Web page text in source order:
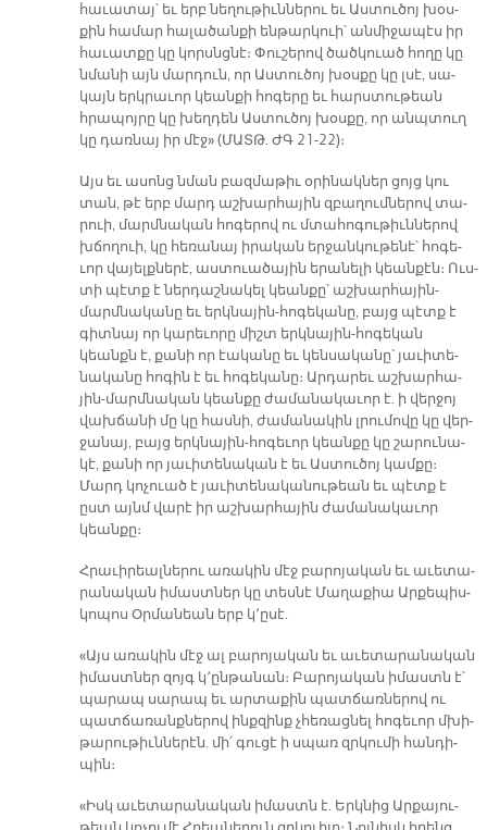
հա­ւա­տայ՝ եւ երբ նե­ղու­թիւն­նե­րու եւ Աս­տու­ծոյ խօս­
քին հա­մար հա­լա­ծան­քի են­թար­կուի՝ ան­մի­ջա­պէս իր
հա­ւատ­քը կը կորսնց­նէ։ Փու­շե­րով ծած­կուած հո­ղը կը
նմա­նի այն մար­դուն, որ Աս­տու­ծոյ խօս­քը կը լսէ, սա­
կայն երկ­րա­ւոր կեան­քի հո­գե­րը եւ հարս­տու­թեան
հրա­պոյ­րը կը խեղ­դեն Աս­տու­ծոյ խօս­քը, որ անպ­տուղ
կը դառ­նայ իր մէջ» (ՄԱՏԹ. ԺԳ 21-22)։­
Այս եւ ա­սոնց նման բազ­մա­թիւ օ­րի­նակ­ներ ցոյց կու
տան, թէ երբ մարդ աշ­խար­հա­յին զբա­ղում­նե­րով տա­
րուի, մարմ­նա­կան հո­գե­րով ու մտա­հո­գու­թիւն­նե­րով
խճո­ղուի, կը հե­ռա­նայ ի­րա­կան եր­ջան­կու­թե­նէ՝ հո­գե­
ւոր վա­յելք­նե­րէ, աս­տուա­ծա­յին ե­րա­նե­լի կեան­քէն։ Ուս­
տի պէտք է ներ­դաշ­նա­կել կեան­քը՝ աշ­խար­հա­յին-
մարմ­նա­կա­նը եւ երկ­նա­յին-հո­գե­կա­նը, բայց պէտք է
գիտ­նայ որ կա­րե­ւո­րը միշտ եր­կնա­յին-հո­գե­կան
կեանքն է, քա­նի որ էա­կա­նը եւ կեն­սա­կա­նը՝ յա­ւի­տե­
նա­կա­նը հո­գին է եւ հո­գե­կա­նը։ Ար­դա­րեւ աշ­խար­հա­
յին-մարմ­նա­կան կեան­քը ժա­մա­նա­կա­ւոր է. ի վեր­ջոյ
վախ­ճա­նի մը կը հաս­նի, ժա­մա­նա­կին լրու­մո­վը կը վեր­
ջա­նայ, բայց երկ­նա­յին-հո­գե­ւոր կեան­քը կը շա­րու­նա­
կէ, քա­նի որ յա­ւի­տե­նա­կան է եւ Աս­տու­ծոյ կամ­քը։
Մարդ կո­չուած է յա­ւի­տե­նա­կա­նու­թեան եւ պէտք է
ըստ այնմ վա­րէ իր աշ­խար­հա­յին ժա­մա­նա­կա­ւոր
կեան­քը։
Հրա­ւի­րեալ­նե­րու ա­ռա­կին մէջ բա­րո­յա­կան եւ ա­ւե­տա­
րա­նա­կան ի­մաստ­ներ կը տես­նէ Մա­ղա­քիա Ար­քե­պիս­
կո­պոս Օր­մա­նեան երբ կ՚ը­սէ.
«Այս ա­ռա­կին մէջ ալ բա­րո­յա­կան եւ ա­ւե­տա­րա­նա­կան
ի­մաստ­ներ զոյգ կ՚ըն­թա­նան։ Բա­րո­յա­կան ի­մաստն է՝
պա­րապ սա­րապ եւ ար­տա­քին պատ­ճառ­նե­րով ու
պատ­ճա­ռանք­նե­րով ինք­զինք չհե­ռաց­նել հո­գե­ւոր մխի­
թա­րու­թիւն­նե­րէն. մի՛ գու­ցէ ի սպառ զրկու­մի հան­դի­
պին։
«Իսկ ա­ւե­տա­րա­նա­կան ի­մաստն է. Երկ­նից Ար­քա­յու­